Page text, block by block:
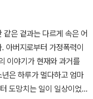
사패를 갖다 버린 순간, 맨
. 맨홀은 이제 필사의 힘을
이 송두리째 잠식당하고 마
두운 구멍으로 남는다. 그
린다. 정상적인 세
하지 못하고, 스스로 아웃
서 축구를 할 때는 늘 골키
자신은 연기를 한다고 했
지만, 이것은 극복이 아니
냥 상황을 넘기는 모습. 그
집을 나간다. 탈출이다. 극
로 살아갈 수 있다. 누나는
렸다. 닫은 정도가 아니라
다.' 소설이 뭔지, 어떻게
소설을 다 읽은 소감은 '대
랬지만 이 작품도 묘사가 뛰
이 떠올랐고, 청소년보호
황과 심리도 손바닥을 들
는 작가의 고백에도 불구
갈려 진술하며 독자를 빠
은 겉과는 다르게 속은 어
아버지로부터 가정폭력이
이야기가 현재와 과거를
은 하루가 멀다하고 엄마
도망치는 일이 일상이었